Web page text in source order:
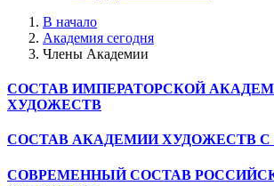
В начало
Академия сегодня
Члены Академии
СОСТАВ ИМПЕРАТОРСКОЙ
ХУДОЖЕСТВ
СОСТАВ АКАДЕМИИ ХУДОЖЕСТВ С
СОВРЕМЕННЫЙ СОСТАВ